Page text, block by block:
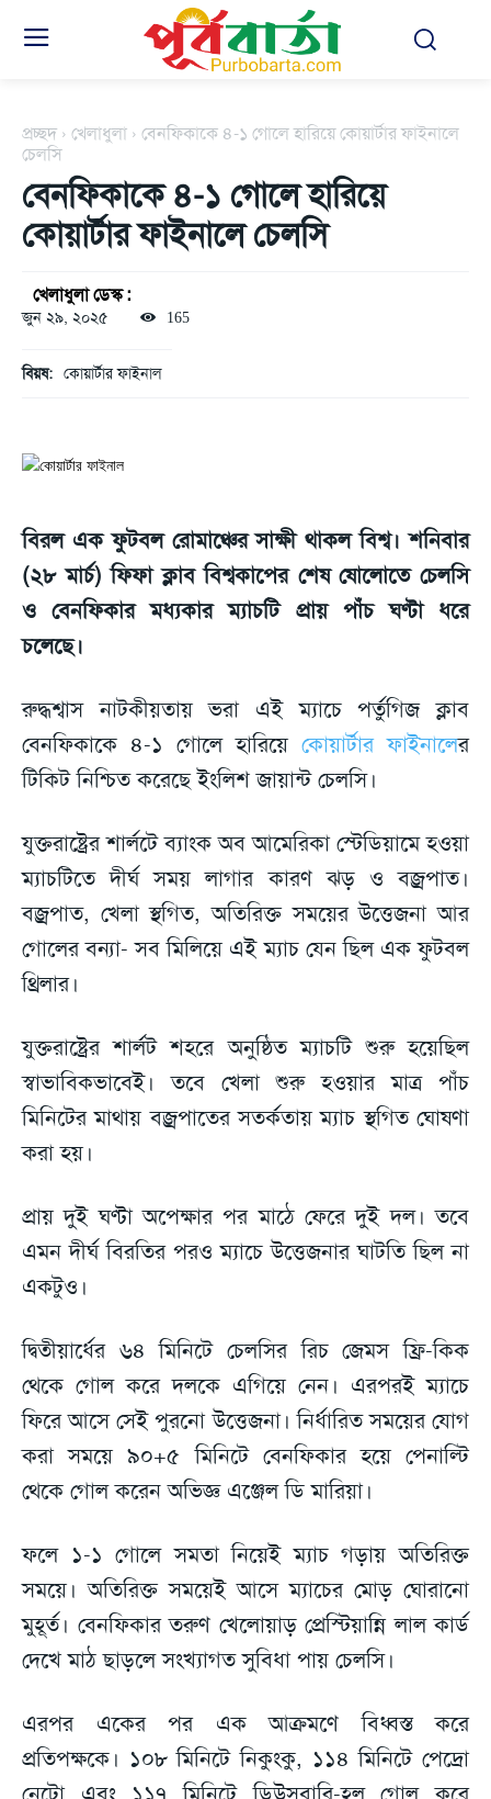
প্রচ্ছদ খেলাধুলা
বেনফিকাকে ৪-১ গোলে হারিয়ে কোয়ার্টার ফাইনালে
চেলসি
বেনফিকাকে ৪-১ গোলে হারিয়ে
কোয়ার্টার ফাইনালে চেলসি
খেলাধুলা ডেস্ক :
জুন ২৯, ২০২৫ 165
বিয়ষ: কোয়ার্টার ফাইনাল
বিরল এক ফুটবল রোমাঞ্চের সাক্ষী থাকল বিশ্ব। শনিবার
(২৮ মার্চ) ফিফা ক্লাব বিশ্বকাপের শেষ ষোলোতে চেলসি
ও বেনফিকার মধ্যকার ম্যাচটি প্রায় পাঁচ ঘণ্টা ধরে
চলেছে।
রুদ্ধশ্বাস নাটকীয়তায় ভরা এই ম্যাচে পর্তুগিজ ক্লাব
বেনফিকাকে ৪-১ গোলে হারিয়ে কোয়ার্টার ফাইনালের
টিকিট নিশ্চিত করেছে ইংলিশ জায়ান্ট চেলসি।
যুক্তরাষ্ট্রের শার্লটে ব্যাংক অব আমেরিকা স্টেডিয়ামে হওয়া
ম্যাচটিতে দীর্ঘ সময় লাগার কারণ ঝড় ও বজ্রপাত।
বজ্রপাত, খেলা স্থগিত, অতিরিক্ত সময়ের উত্তেজনা আর
গোলের বন্যা- সব মিলিয়ে এই ম্যাচ যেন ছিল এক ফুটবল
থ্রিলার।
যুক্তরাষ্ট্রের শার্লট শহরে অনুষ্ঠিত ম্যাচটি শুরু হয়েছিল
স্বাভাবিকভাবেই। তবে খেলা শুরু হওয়ার মাত্র পাঁচ
মিনিটের মাথায় বজ্রপাতের সতর্কতায় ম্যাচ স্থগিত ঘোষণা
করা হয়।
প্রায় দুই ঘণ্টা অপেক্ষার পর মাঠে ফেরে দুই দল। তবে
এমন দীর্ঘ বিরতির পরও ম্যাচে উত্তেজনার ঘাটতি ছিল না
একটুও।
দ্বিতীয়ার্ধের ৬৪ মিনিটে চেলসির রিচ জেমস ফ্রি-কিক
থেকে গোল করে দলকে এগিয়ে নেন। এরপরই ম্যাচে
ফিরে আসে সেই পুরনো উত্তেজনা। নির্ধারিত সময়ের যোগ
করা সময়ে ৯০+৫ মিনিটে বেনফিকার হয়ে পেনাল্টি
থেকে গোল করেন অভিজ্ঞ এঞ্জেল ডি মারিয়া।
ফলে ১-১ গোলে সমতা নিয়েই ম্যাচ গড়ায় অতিরিক্ত
সময়ে। অতিরিক্ত সময়েই আসে ম্যাচের মোড় ঘোরানো
মুহূর্ত। বেনফিকার তরুণ খেলোয়াড় প্রেস্টিয়ান্নি লাল কার্ড
দেখে মাঠ ছাড়লে সংখ্যাগত সুবিধা পায় চেলসি।
এরপর একের পর এক আক্রমণে বিধ্বস্ত করে
প্রতিপক্ষকে। ১০৮ মিনিটে নিকুংকু, ১১৪ মিনিটে পেদ্রো
নেটো এবং ১১৭ মিনিটে ডিউসবারি-হল গোল করে